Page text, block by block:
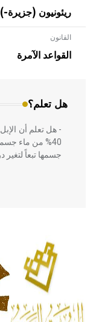
ريئونيون (جزيرة-)
القانون
القواعد الآمرة
هل تعلم؟
- هل تعلم أن
بالعمارة
المعمار على
- هل تعلم أن
40% من ماء
جسمها تبعاً لتغير
الحكم، الأدلة،
له الفضل بأنه
- هل تعلم أن